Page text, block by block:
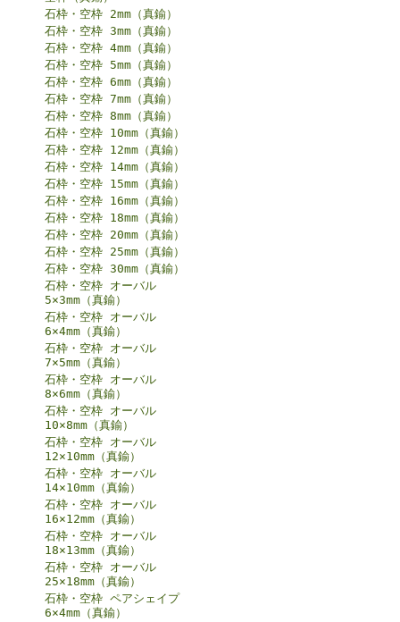
石枠・空枠 2mm（真鍮）
石枠・空枠 3mm（真鍮）
石枠・空枠 4mm（真鍮）
石枠・空枠 5mm（真鍮）
石枠・空枠 6mm（真鍮）
石枠・空枠 7mm（真鍮）
石枠・空枠 8mm（真鍮）
石枠・空枠 10mm（真鍮）
石枠・空枠 12mm（真鍮）
石枠・空枠 14mm（真鍮）
石枠・空枠 15mm（真鍮）
石枠・空枠 16mm（真鍮）
石枠・空枠 18mm（真鍮）
石枠・空枠 20mm（真鍮）
石枠・空枠 25mm（真鍮）
石枠・空枠 30mm（真鍮）
石枠・空枠 オーバル
5×3mm（真鍮）
石枠・空枠 オーバル
6×4mm（真鍮）
石枠・空枠 オーバル
7×5mm（真鍮）
石枠・空枠 オーバル
8×6mm（真鍮）
石枠・空枠 オーバル
10×8mm（真鍮）
石枠・空枠 オーバル
12×10mm（真鍮）
石枠・空枠 オーバル
14×10mm（真鍮）
石枠・空枠 オーバル
16×12mm（真鍮）
石枠・空枠 オーバル
18×13mm（真鍮）
石枠・空枠 オーバル
25×18mm（真鍮）
石枠・空枠 ペアシェイプ
6×4mm（真鍮）